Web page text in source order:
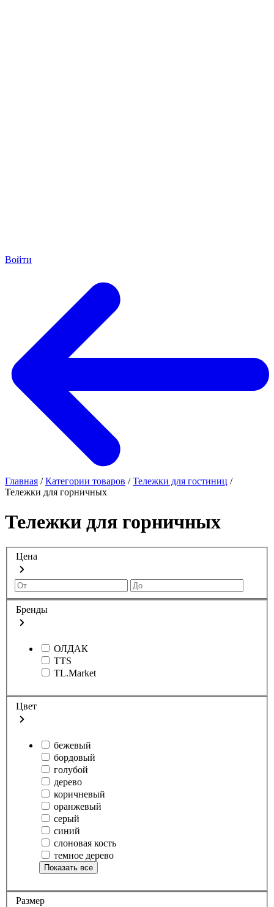
Войти
Главная / Категории товаров / Тележки для гостиниц /
Тележки для горничных
Тележки для горничных
Цена
Бренды
ОЛДАК
TTS
TL.Market
Цвет
бежевый
бордовый
голубой
дерево
коричневый
оранжевый
серый
синий
слоновая кость
темное дерево
Показать все
Размер